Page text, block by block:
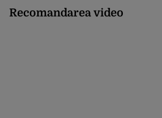
Recomandarea video